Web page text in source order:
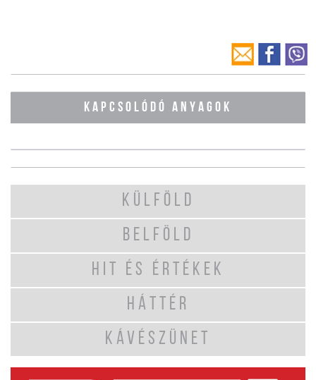
KAPCSOLÓDÓ ANYAGOK
KÜLFÖLD
BELFÖLD
HIT ÉS ÉRTÉKEK
HÁTTÉR
KÁVÉSZÜNET